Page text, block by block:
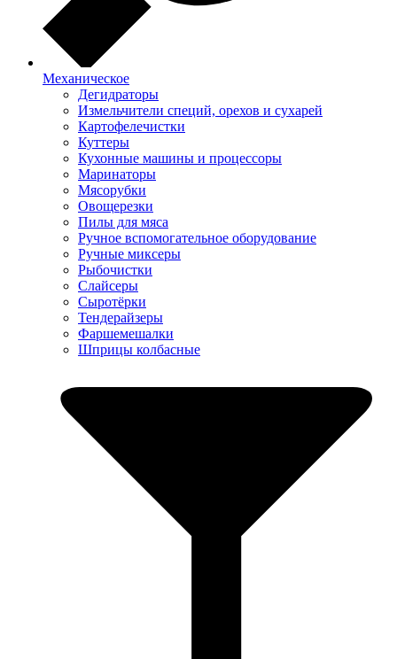
Механическое
Дегидраторы
Измельчители специй, орехов и сухарей
Картофелечистки
Куттеры
Кухонные машины и процессоры
Маринаторы
Мясорубки
Овощерезки
Пилы для мяса
Ручное вспомогательное оборудование
Ручные миксеры
Рыбочистки
Слайсеры
Сыротёрки
Тендерайзеры
Фаршемешалки
Шприцы колбасные